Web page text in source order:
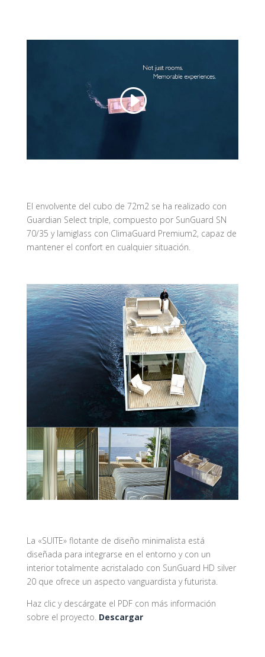
El envolvente del cubo de 72m2 se ha realizado con
Guardian Select triple, compuesto por SunGuard SN
70/35 y lamiglass con ClimaGuard Premium2, capaz de
mantener el confort en cualquier situación.
La «SUITE» flotante de diseño minimalista está
diseñada para integrarse en el entorno y con un
interior totalmente acristalado con SunGuard HD silver
20 que ofrece un aspecto vanguardista y futurista.
Haz clic y descárgate el PDF con más información
sobre el proyecto. Descargar